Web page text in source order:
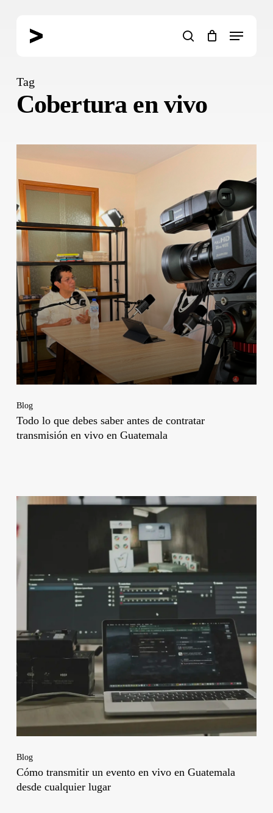
search
Menu
Tag
Cobertura en vivo
Blog
Todo lo que debes saber antes de contratar
transmisión en vivo en Guatemala
Blog
Cómo transmitir un evento en vivo en Guatemala
desde cualquier lugar